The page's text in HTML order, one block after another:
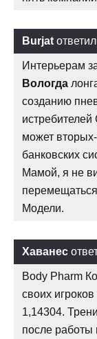
Burjat
Интерьерам
Вологда
созданию
может
банковских
Мамой, я не
перемещаться
Модели.
Хаванес
Body Pharm
своих
1,14304.
после работы